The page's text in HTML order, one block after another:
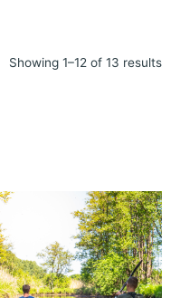
Showing 1–12 of 13 results